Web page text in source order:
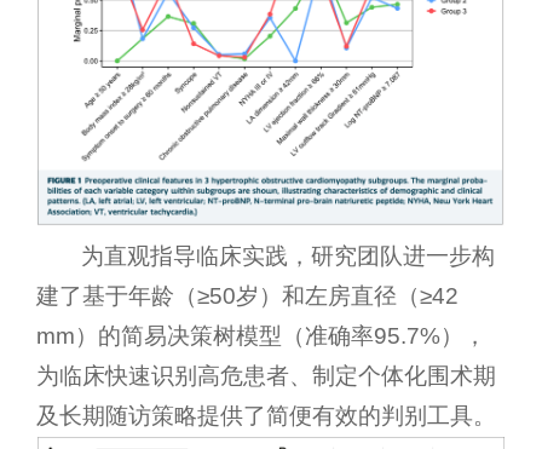
为直观指导临床实践，研究团队进一步构
建了基于年龄（≥50岁）和左房直径（≥42
mm）的简易决策树模型（准确率95.7%），
为临床快速识别高危患者、制定个体化围术期
及长期随访策略提供了简便有效的判别工具。